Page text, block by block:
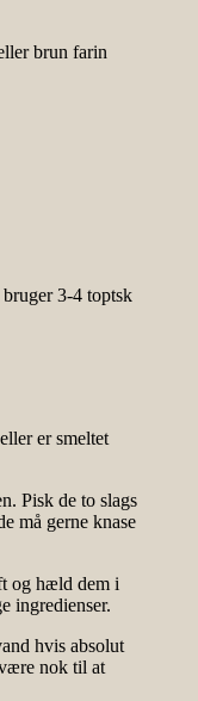
brun farin
3-4 toptsk
er smeltet
Pisk de to slags
må gerne knase
og hæld dem i
ingredienser.
hvis absolut
nok til at